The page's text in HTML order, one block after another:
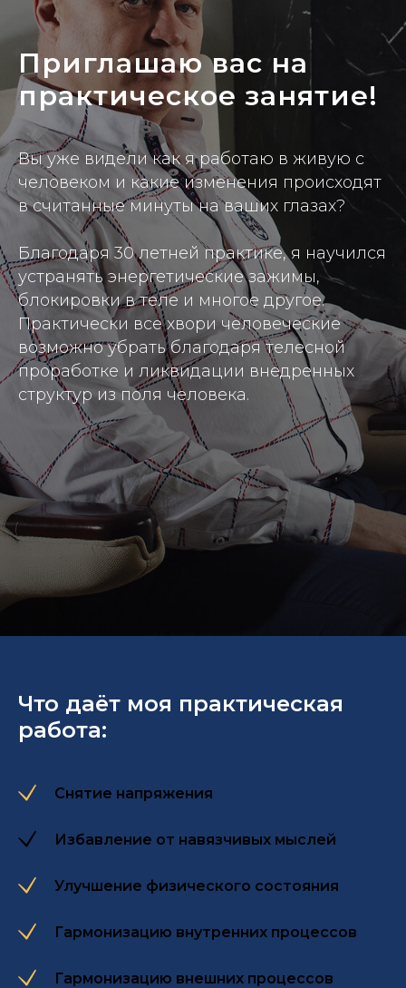
Приглашаю вас на
практическое занятие!
Вы уже видели как я работаю в живую с
человеком и какие изменения происходят
в считанные минуты на ваших глазах?
Благодаря 30 летней практике, я научился
устранять энергетические зажимы,
блокировки в теле и многое другое.
Практически все хвори человеческие
возможно убрать благодаря телесной
проработке и ликвидации внедренных
структур из поля человека.
Что даёт моя практическая
работа:
Снятие напряжения
Избавление от навязчивых мыслей
Улучшение физического состояния
Гармонизацию внутренних процессов
Гармонизацию внешних процессов